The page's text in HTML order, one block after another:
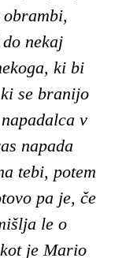
nekaj
ki bi
se branijo
v
napada
tebi, potem
pa je, če
le o
je Mario